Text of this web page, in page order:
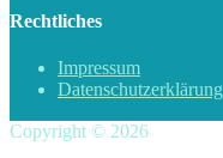
Rechtliches
Impressum
Datenschutzerklärung
Copyright © 2026